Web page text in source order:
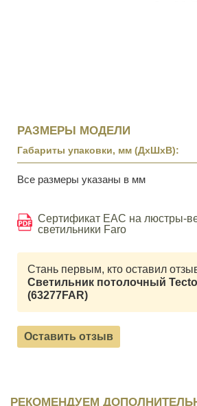
РАЗМЕРЫ МОДЕЛИ
Габариты упаковки, мм (ДхШхВ):
Все размеры указаны в мм
Сертификат EAC на люстры-
светильники Faro
Стань первым, кто оставил
Светильник потолочный
(63277FAR)
Оставить отзыв
РЕКОМЕНДУЕМ